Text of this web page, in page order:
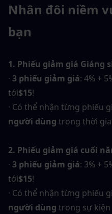
Nhân đôi niềm
bạn
1. Phiếu giảm giá Giáng
· 3 phiếu giảm giá: 4% +
tới$15!
· Có thể nhận từng phiếu
người dùng trong thời
2. Phiếu giảm giá cuối
· 3 phiếu giảm giá: 3% +
tới$15!
· Có thể nhận từng phiếu
người dùng trong sự kiện